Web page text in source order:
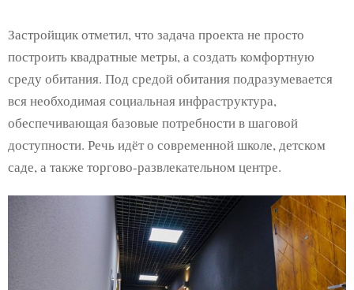
Застройщик отметил, что задача проекта не просто
построить квадратные метры, а создать комфортную
среду обитания. Под средой обитания подразумевается
вся необходимая социальная инфраструктура,
обеспечивающая базовые потребности в шаговой
доступности. Речь идёт о современной школе, детском
саде, а также торгово-развлекательном центре.